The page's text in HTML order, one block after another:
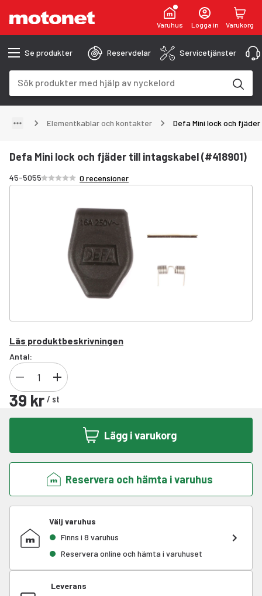
Varuhus Logga in Varukorg
Se produkter Reservdelar Servicetjänster
Elementkablar och kontakter Defa Mini lock och
Defa Mini lock och fjäder till intagskabel (#418901)
45-5055Betyg /5 stjärnor
0 recensioner
Läs produktbeskrivningen
Antal:
39 kr / st
Lägg i varukorg
Reservera och hämta i varuhus
Välj varuhus
Finns i 8 varuhus
Reservera online och hämta i varuhuset
Leverans